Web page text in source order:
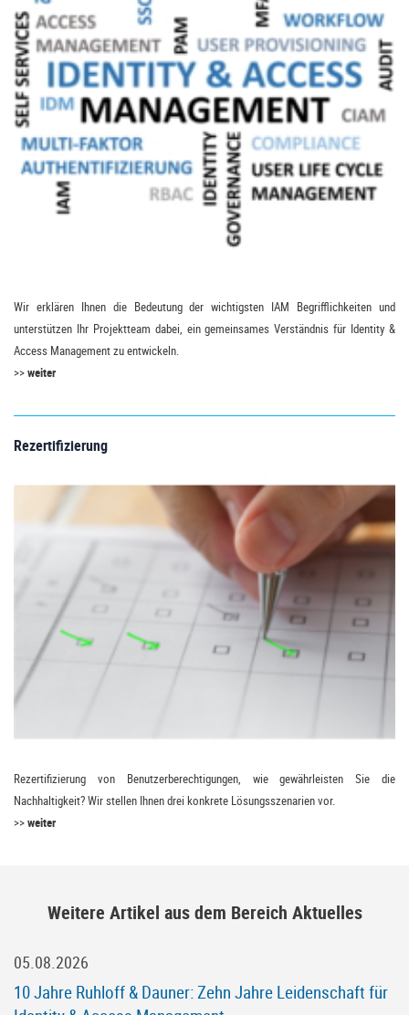
Wir erklären Ihnen die Bedeutung der wichtigsten IAM Begrifflichkeiten und
unterstützen Ihr Projektteam dabei, ein gemeinsames Verständnis für Identity &
Access Management zu entwickeln.
>>weiter
Rezertifizierung
Rezertifizierung von Benutzerberechtigungen, wie gewährleisten Sie die
Nachhaltigkeit? Wir stellen Ihnen drei konkrete Lösungsszenarien vor.
>>weiter
Weitere Artikel aus dem Bereich Aktuelles
05.08.2026
10 Jahre Ruhloff & Dauner: Zehn Jahre Leidenschaft für